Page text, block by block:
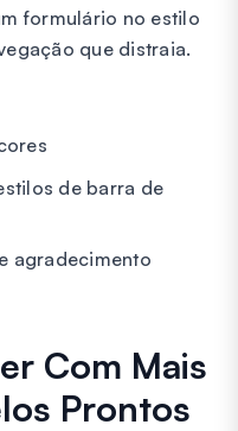
formulário no estilo
que distraia.
de barra de
agradecimento
Com Mais
Prontos